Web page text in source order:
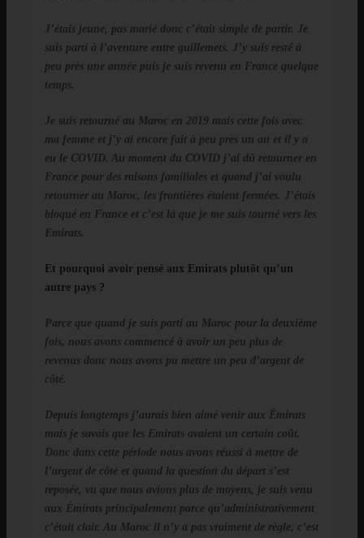
J’étais jeune, pas marié donc c’était simple de partir. Je
suis parti à l’aventure entre guillemets. J’y suis resté à
peu près une année puis je suis revenu en France quelque
temps.
Je suis retourné au Maroc en 2019 mais cette fois avec
ma femme et j’y ai encore fait à peu près un an et il y a
eu le COVID. Au moment du COVID j’ai dû retourner en
France pour des raisons familiales et quand j’ai voulu
retourner au Maroc, les frontières étaient fermées. J’étais
bloqué en France et c’est là que je me suis tourné vers les
Emirats.
Et pourquoi avoir pensé aux Emirats plutôt qu’un
autre pays ?
Parce que quand je suis parti au Maroc pour la deuxième
fois, nous avons commencé à avoir un peu plus de
revenus donc nous avons pu mettre un peu d’argent de
côté.
Depuis longtemps j’aurais bien aimé venir aux Émirats
mais je savais que les Emirats avaient un certain coût.
Donc dans cette période nous avons réussi à mettre de
l’argent de côté et quand la question du départ s’est
reposée, vu que nous avions plus de moyens, je suis venu
aux Émirats principalement parce qu’administrativement
c’était clair. Au Maroc il n’y a pas vraiment de règle, c’est